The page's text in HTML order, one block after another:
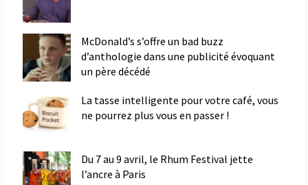
McDonald’s s’offre un bad buzz
d’anthologie dans une publicité évoquant
un père décédé
La tasse intelligente pour votre café, vous
ne pourrez plus vous en passer !
Du 7 au 9 avril, le Rhum Festival jette
l’ancre à Paris